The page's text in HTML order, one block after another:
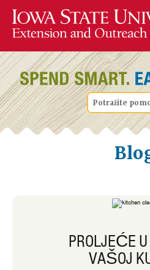
Potražite
PROLJEĆE
VAŠOJ